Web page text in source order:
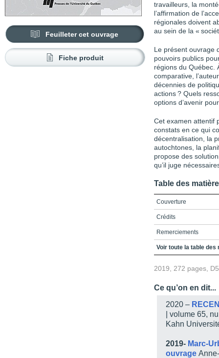
Feuilleter cet ouvrage
Fiche produit
travailleurs, la
l’affirmation de
régionales doivent
au sein de la «
Le présent ouvrage
pouvoirs publics
régions du Québec.
comparative,
décennies de
actions ? Quels
options d’avenir
Cet examen attentif
constats en ce qui
décentralisation, la
autochtones, la
propose des
qu’il juge
Table des
Couverture
Crédits
Remerciements
Table des matières
Liste des sigles
Introduction
Chapitre 1 - La
Chapitre 2 - La prise
Voir toute la table des
2019, 272 pages,
Ce qu’on en dit...
2020 –
| volume 65,
Kahn
2019- Marc-
ouvrage